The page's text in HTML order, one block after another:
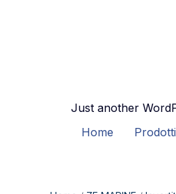
Just another
Home
Prodotti